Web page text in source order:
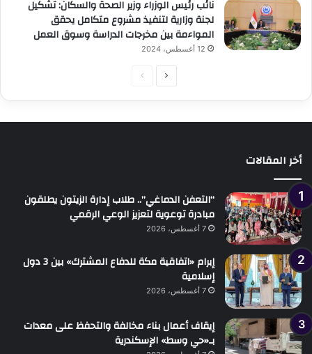
نائب رئيس الوزراء وزير الصحة والسكان: تشكيل
لجنة وزارية لتنفيذ مشروع متكامل يحقق
المواءمة بين مخرجات الدراسة وسوق العمل
12 أغسطس، 2024
الصفحةالصفحة
أخر المقالات
“التعفن الدماغي”.. طلاب إدارة الزيتون يطلقون
مبادرة توعوية لتعزيز الوعي الرقمي
7 أغسطس، 2026
إبرام «اتفاقية مكة للدفاع المشترك» بين 3 دول
إسلامية
7 أغسطس، 2026
إيقاف أعمال بناء مخالفة والتحفظ على معدات
بـ«حي وسط» الإسكندرية